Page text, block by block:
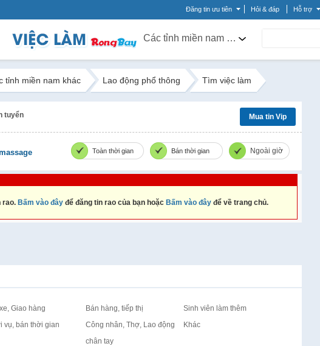
Đăng tin ưu tiên Hỏi & đáp Hỗ trợ
Các tỉnh miền nam khác
tỉnh miền nam khác Lao động phổ thông Tìm việc làm
tuyển Mua tin Vip
Toàn thời gian Bán thời gian Ngoài giờ
rao. Bấm vào đây để đăng tin rao của bạn hoặc Bấm vào đây để về trang chủ.
Giao hàng Bán hàng, tiếp thị
Sinh viên làm thêm
vụ, bán thời gian
Công nhân, Thợ, Lao động
chân tay
Khác